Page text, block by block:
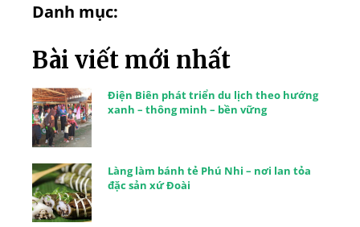
Danh mục:
Bài viết mới nhất
Điện Biên phát triển du lịch theo hướng
xanh – thông minh – bền vững
Làng làm bánh tẻ Phú Nhi – nơi lan tỏa
đặc sản xứ Đoài